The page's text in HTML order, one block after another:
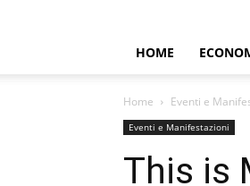
HOME
Home Eventi e
Eventi e Manifestazioni
This is